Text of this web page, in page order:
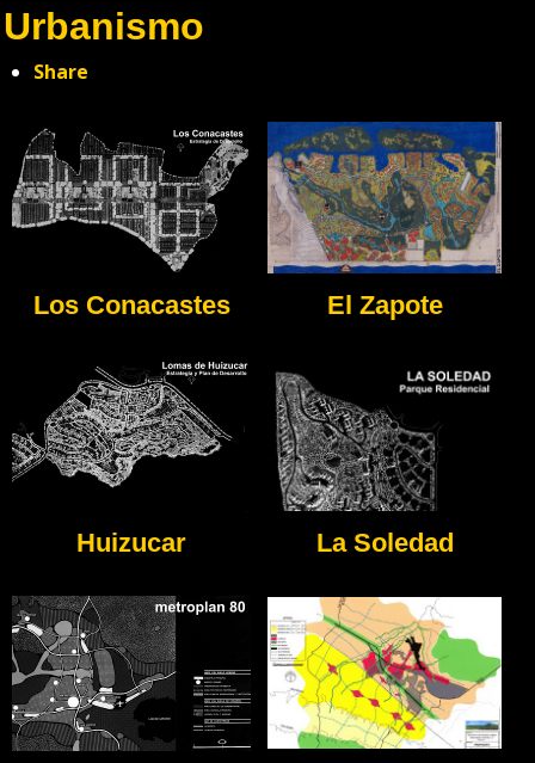
Urbanismo
Share
Los Conacastes El Zapote
Huizucar La Soledad